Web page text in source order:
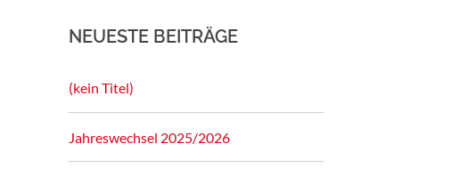
NEUESTE BEITRÄGE
(kein Titel)
Jahreswechsel 2025/2026